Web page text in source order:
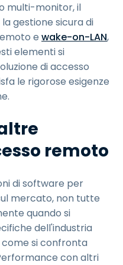
multi-monitor, il
gestione sicura di
e wake-on-LAN,
elementi si
di accesso
le rigorose esigenze
remoto
di software per
mercato, non tutte
quando si
dell'industria
come si confronta
con altri